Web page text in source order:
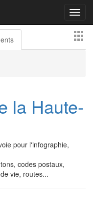
la Haute-
pour l'infographie,
codes postaux,
vie, routes...